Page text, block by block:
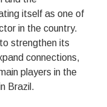
itself as one of
in the country.
strengthen its
connections,
players in the
Brazil.